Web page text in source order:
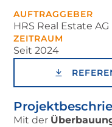
AUFTRAGGEBER
HRS Real Estate AG
ZEITRAUM
Seit 2024
Mit der